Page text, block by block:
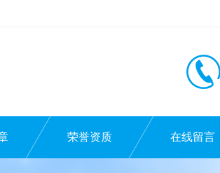
荣誉资质 在线留言